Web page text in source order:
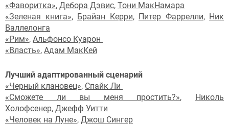
«Фаворитка», Дебора Дэвис, Тони МакНамара
«Зеленая книга», Брайан Керри, Питер Фаррелли, Ник
Валлелонга
«Рим», Альфонсо Куарон
«Власть», Адам МакКей
Лучший адаптированный сценарий
«Черный клановец», Спайк Ли
«Сможете ли вы меня простить?», Николь
Холофсенер, Джефф Уитти
«Человек на Луне», Джош Сингер